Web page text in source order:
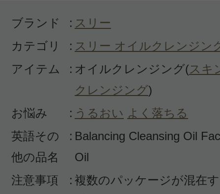
投稿日：2024年11月
nicole 様／50代後半
感じた効能：よく落ちる/リラックス
購入品：バランシング クレンジング
香りがよく、メイクもよく落ちます
んです！
ブランド : スリー
カテゴリ
: スリー オイルクレンジン
アイテム
: オイルクレンジング(スキ
クレンジング)
お悩み
: うるおい よく落ちる
英語その
他の品名
: Balancing Cleansing Oil
Oil
注意事項
: 複数のパッケージが混在